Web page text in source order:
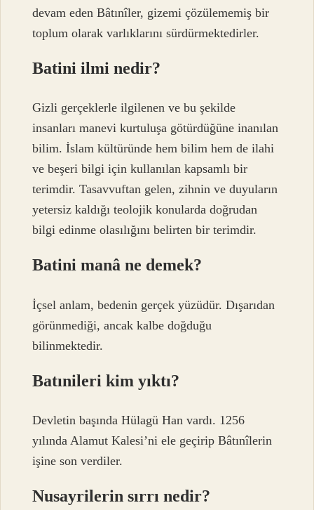
devam eden Bâtınîler, gizemi çözülememiş bir
toplum olarak varlıklarını sürdürmektedirler.
Batini ilmi nedir?
Gizli gerçeklerle ilgilenen ve bu şekilde
insanları manevi kurtuluşa götürdüğüne inanılan
bilim. İslam kültüründe hem bilim hem de ilahi
ve beşeri bilgi için kullanılan kapsamlı bir
terimdir. Tasavvuftan gelen, zihnin ve duyuların
yetersiz kaldığı teolojik konularda doğrudan
bilgi edinme olasılığını belirten bir terimdir.
Batini manâ ne demek?
İçsel anlam, bedenin gerçek yüzüdür. Dışarıdan
görünmediği, ancak kalbe doğduğu
bilinmektedir.
Batınileri kim yıktı?
Devletin başında Hülagü Han vardı. 1256
yılında Alamut Kalesi’ni ele geçirip Bâtınîlerin
işine son verdiler.
Nusayrilerin sırrı nedir?